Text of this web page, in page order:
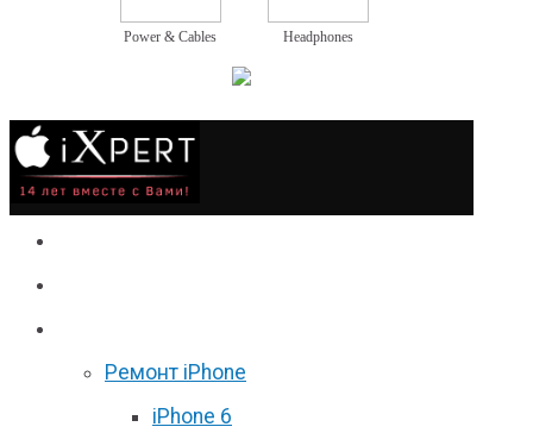
Power & Cables Headphones
Ремонт iPhone
iPhone 6